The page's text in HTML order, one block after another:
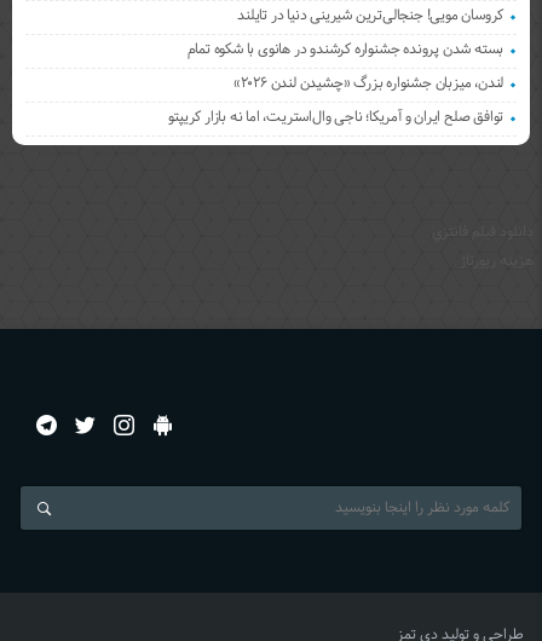
کروسان مویی! جنجالی‌ترین شیرینی دنیا در تایلند
بسته شدن پرونده جشنواره کرشندو در هانوی با شکوه تمام
لندن، میزبان جشنواره بزرگ «چشیدن لندن ۲۰۲۶»
توافق صلح ایران و آمریکا؛ ناجی وال‌استریت، اما نه بازار کریپتو
دانلود فيلم فانتزي
طراحی و تولیددی تمز